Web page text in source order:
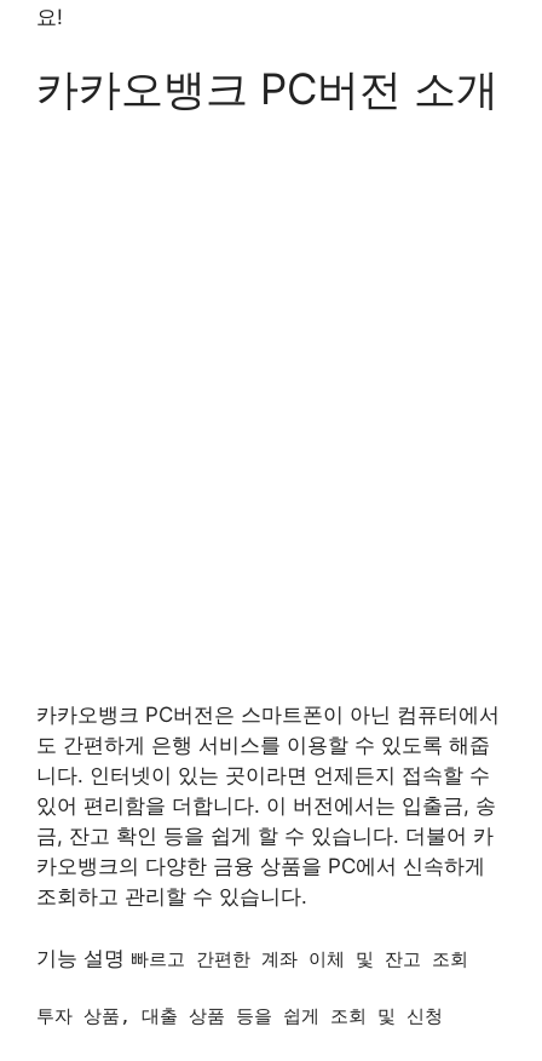
요!
카카오뱅크 PC버전 소개
카카오뱅크 PC버전은 스마트폰이 아닌 컴퓨터에서
도 간편하게 은행 서비스를 이용할 수 있도록 해줍
니다. 인터넷이 있는 곳이라면 언제든지 접속할 수
있어 편리함을 더합니다. 이 버전에서는 입출금, 송
금, 잔고 확인 등을 쉽게 할 수 있습니다. 더불어 카
카오뱅크의 다양한 금융 상품을 PC에서 신속하게
조회하고 관리할 수 있습니다.
기능 설명 빠르고 간편한 계좌 이체 및 잔고 조회
투자 상품, 대출 상품 등을 쉽게 조회 및 신청